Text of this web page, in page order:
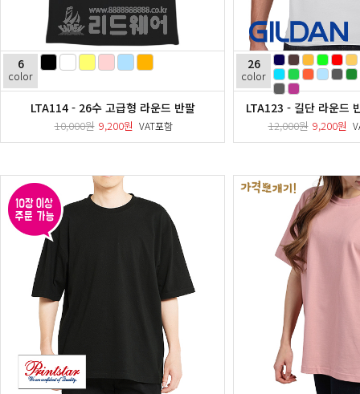
6
color
LTA114 - 26수 고급형 라운드 반팔
10,000원 9,200원 VAT포함
26
color
LTA123 - 길단 라운드
12,000원 9,200원